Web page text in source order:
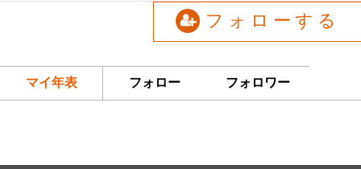
フォローする
マイ年表 フォロー フォロワー